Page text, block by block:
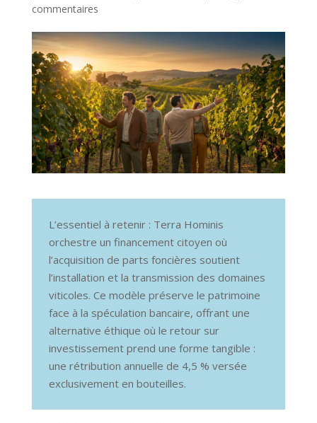
commentaires
L’essentiel à retenir : Terra Hominis
orchestre un financement citoyen où
l’acquisition de parts foncières soutient
l’installation et la transmission des domaines
viticoles. Ce modèle préserve le patrimoine
face à la spéculation bancaire, offrant une
alternative éthique où le retour sur
investissement prend une forme tangible :
une rétribution annuelle de 4,5 % versée
exclusivement en bouteilles.